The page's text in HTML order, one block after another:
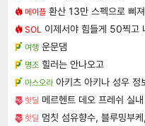
메이플 환산 13만 스펙으로 삐져
SOL 이제서야 힘들게 50찍고
여행 운문댐
명조 힐러는 안나오고
아스오라 아키츠 아키나 성우 정
핫딜 메르헨트 데오 프레쉬 실
핫딜 멈칫 섬유향수, 블루밍부